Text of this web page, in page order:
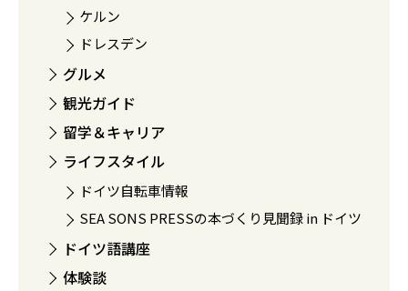
ケルン
ドレスデン
グルメ
観光ガイド
留学＆キャリア
ライフスタイル
ドイツ自転車情報
SEA SONS PRESSの本づくり見聞録 in ドイツ
ドイツ語講座
体験談